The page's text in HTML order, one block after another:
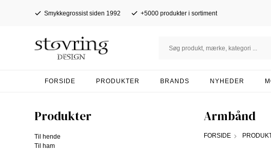
Smykkegrossist siden 1992 +5000 produkter i sortiment
FORSIDE PRODUKTER BRANDS NYHEDER
Produkter
Til hende
Til ham
Armbånd
FORSIDE